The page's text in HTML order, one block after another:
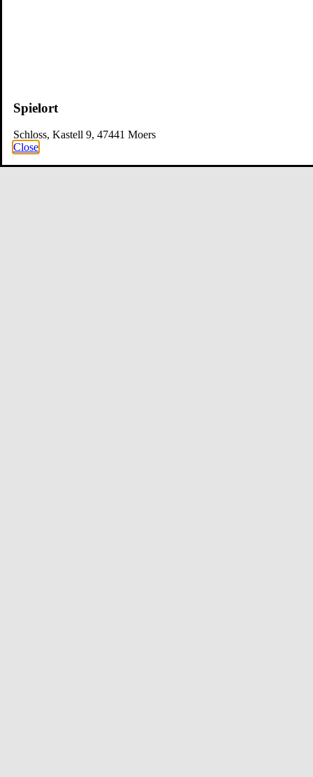
Spielort
Schloss, Kastell 9, 47441 Moers
Close